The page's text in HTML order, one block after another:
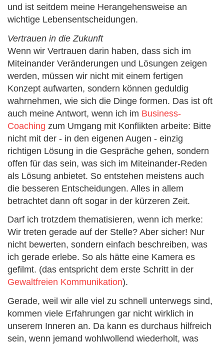
und ist seitdem meine Herangehensweise an
wichtige Lebensentscheidungen.
Vertrauen in die Zukunft
Wenn wir Vertrauen darin haben, dass sich im
Miteinander Veränderungen und Lösungen zeigen
werden, müssen wir nicht mit einem fertigen
Konzept aufwarten, sondern können geduldig
wahrnehmen, wie sich die Dinge formen. Das ist oft
auch meine Antwort, wenn ich im Business-
Coaching zum Umgang mit Konflikten arbeite: Bitte
nicht mit der - in den eigenen Augen - einzig
richtigen Lösung in die Gespräche gehen, sondern
offen für das sein, was sich im Miteinander-Reden
als Lösung anbietet. So entstehen meistens auch
die besseren Entscheidungen. Alles in allem
betrachtet dann oft sogar in der kürzeren Zeit.
Darf ich trotzdem thematisieren, wenn ich merke:
Wir treten gerade auf der Stelle? Aber sicher! Nur
nicht bewerten, sondern einfach beschreiben, was
ich gerade erlebe. So als hätte eine Kamera es
gefilmt. (das entspricht dem erste Schritt in der
Gewaltfreien Kommunikation).
Gerade, weil wir alle viel zu schnell unterwegs sind,
kommen viele Erfahrungen gar nicht wirklich in
unserem Inneren an. Da kann es durchaus hilfreich
sein, wenn jemand wohlwollend wiederholt, was